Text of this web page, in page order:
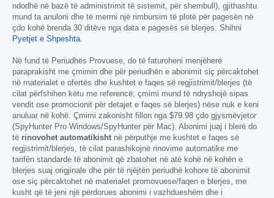
ndodhë në bazë të administrimit të sistemit, për shembull), gjithashtu
mund ta anuloni dhe të merrni një rimbursim të plotë për pagesën në
çdo kohë brenda 30 ditëve nga data e pagesës së blerjes. Shihni
Pyetjet e Shpeshta
Në fund të Periudhës Provuese, do të faturoheni menjëherë
paraprakisht me çmimin dhe për periudhën e abonimit siç përcaktohet
në materialet e ofertës dhe kushtet e faqes së regjistrimit/blerjes (të
cilat përfshihen këtu me referencë; çmimi mund të ndryshojë sipas
vendit ose promocionit për detajet e faqes së blerjes) nëse nuk e keni
anuluar në kohë. Çmimi zakonisht fillon nga $79.98 çdo gjysmëvjetor
(SpyHunter Pro Windows/SpyHunter për Mac). Abonimi juaj i blerë do
të rinovohet automatikisht në përputhje me kushtet e faqes së
regjistrimit/blerjes, të cilat parashikojnë rinovime automatike me
tarifën standarde të abonimit që zbatohet në atë kohë në kohën e
blerjes suaj origjinale dhe për të njëjtën periudhë kohore të abonimit
ose siç përcaktohet në materialet promovuese/faqen e blerjes, me
kusht që të jeni një përdorues abonimi i vazhdueshëm dhe i